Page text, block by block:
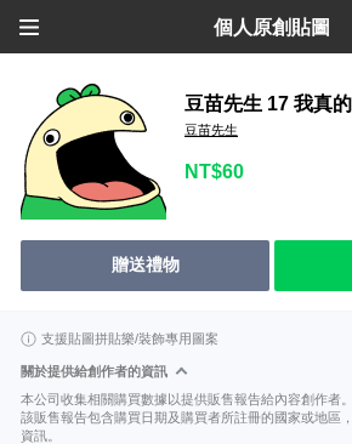
個人原創貼圖
豆苗先生 17 我真
豆苗先生
NT$60
贈送禮物
支援貼圖拼貼樂/裝飾專用圖案
關於提供給創作者的資訊
本公司收集相關購買數據以提供販售報告給內容創作者。
該販售報告包含購買日期及購買者所註冊的國家或地區
資訊。